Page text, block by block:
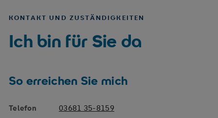
KONTAKT UND ZUSTÄNDIGKEITEN
Ich bin für Sie da
So erreichen Sie mich
Telefon
03681 35-8159